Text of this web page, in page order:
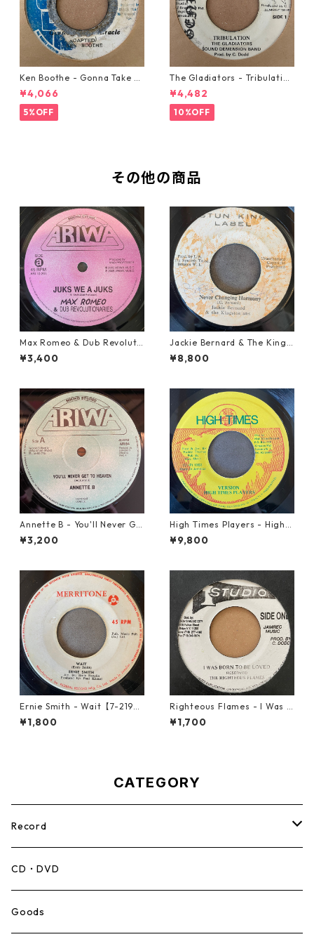
Ken Boothe - Gonna Take A
Miracle【7-21362】
¥4,066
5%OFF
The Gladiators - Tribulation
【7-21365】
¥4,482
10%OFF
その他の商品
Max Romeo & Dub Revoluti
onaries - Juks We A Juks【1
0-90000】
¥3,400
Jackie Bernard & The Kings
tonians - Never Changing H
armony【7-21948】
¥8,800
Annette B - You'll Never Ge
t To Heaven【12-50058】
¥3,200
High Times Players - High T
imes Theme【7-21926】
¥9,800
Ernie Smith - Wait【7-2196
0】
¥1,800
Righteous Flames - I Was B
orn To Be Loved【7-21191】
¥1,700
CATEGORY
Record
Mento,Calypso,Ballad
Ska
CD・DVD
Goods